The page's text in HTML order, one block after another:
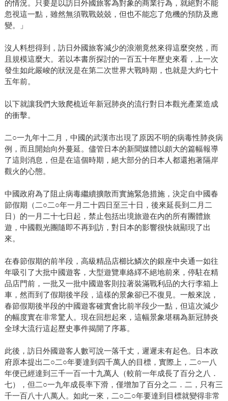
的情況。只要是以訪日外國旅客為對象的商業行為，就絕對不能
忽視這一點，雖然無須戰戰兢兢，但也不能忘了危機的預防及應
變。」
沒人料想得到，訪日外國旅客減少的浪潮竟然來得這麼突然，而
且規模這麼大。若以本書所探討的一百五十年歷史來看，上一次
發生如此嚴峻的狀況是在第二次世界大戰時期，也就是大約七十
五年前。
以下就讓我們大致爬梳近年新冠肺炎的流行對日本觀光產業造成
的衝擊。
二○一九年十二月，中國的武漢市出現了原因不明的病毒性肺炎病
例，而且開始向外蔓延。儘管日本的新聞媒體以頗大的篇幅報導
了這則消息，但是在這個時期，絕大部分的日本人都還抱著隔岸
觀火的心態。
中國政府為了阻止病毒繼續擴散而實施緊急措施，決定自中國春
節假期（二○二○年一月二十四日至三十日，後來延長到二月二
日）的一月二十七日起，禁止包括出境旅遊在內的所有團體旅
遊，中國觀光團隨即不再到訪，對日本的影響很快就顯現了出
來。
在春節假期的前半段，高級精品店櫛比鱗次的銀座中央通一如往
年吸引了大批中國遊客，大型遊覽車絡繹不絕地前來，停駐在精
品店門前，一批又一批中國遊客則拉著裝滿戰利品的大行李箱上
車，然而到了假期後半段，這樣的景象卻已不復見。一般來說，
春節假期後半段的中國遊客確實會比前半段少一點，但這次減少
的幅度實在非常驚人。現在回想起來，這幅景象堪稱為新冠肺炎
全球大流行這起歷史事件揭開了序幕。
此後，訪日外國遊客人數可說一落千丈，遲遲未有起色。日本政
府原本提出二○二○年要達到四千萬人的目標，實際上，二○一八
年便已經達到三千一百一十九萬人（較前一年成長了百分之八．
七），但二○一九年成長率下滑，僅增加了百分之二．二，只有三
千一百八十八萬人。如此一來，二○二○年要達到目標就變得非常